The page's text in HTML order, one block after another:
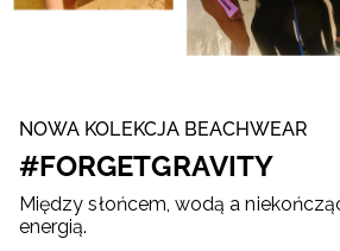
NOWA KOLEKCJA BEACHWEAR
#FORGETGRAVITY
Między słońcem, wodą a
energią.